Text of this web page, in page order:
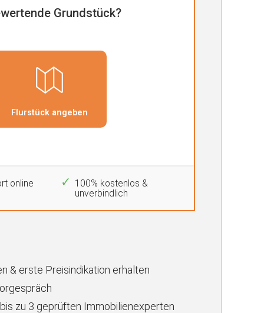
online
100% kostenlos &
unverbindlich
& erste Preisindikation erhalten
zu 3 geprüften Immobilienexperten